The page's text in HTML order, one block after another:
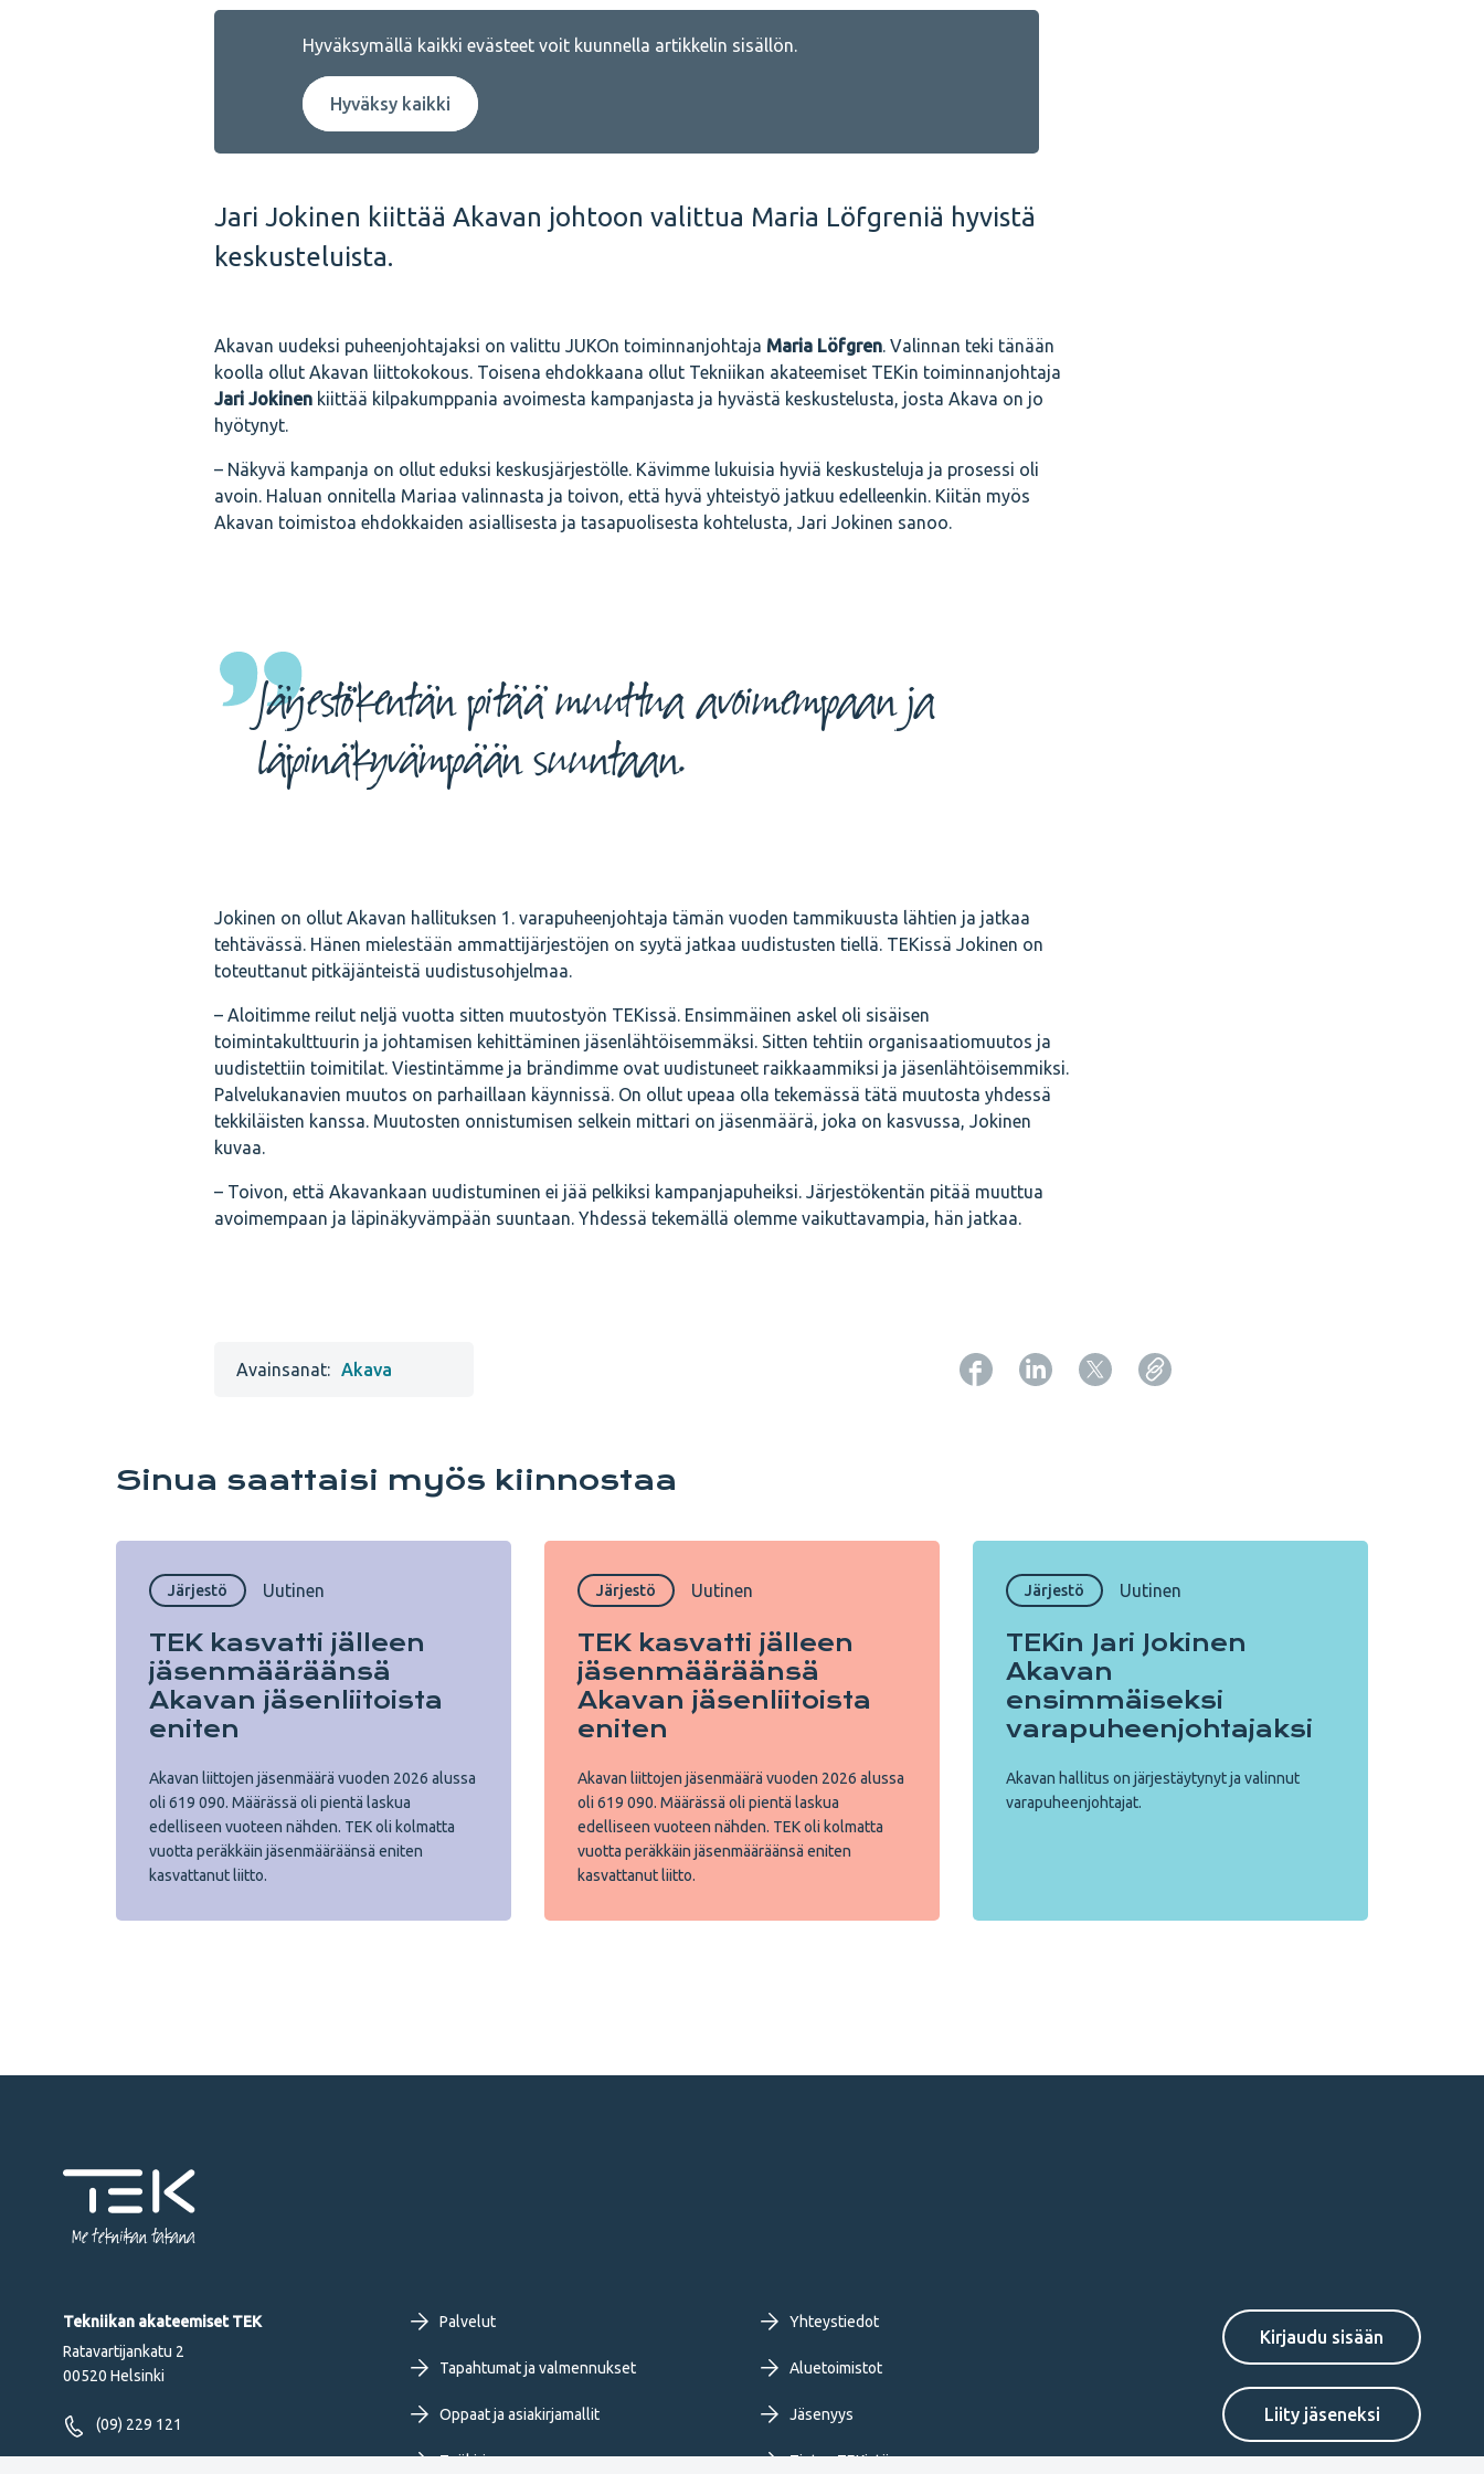
Hyväksymällä kaikki evästeet voit kuunnella artikkelin sisällön.
Hyväksy kaikki
Jari Jokinen kiittää Akavan johtoon valittua Maria Löfgreniä hyvistä
keskusteluista.
Akavan uudeksi puheenjohtajaksi on valittu JUKOn toiminnanjohtaja Maria Löfgren. Valinnan teki tänään
koolla ollut Akavan liittokokous. Toisena ehdokkaana ollut Tekniikan akateemiset TEKin toiminnanjohtaja
Jari Jokinen kiittää kilpakumppania avoimesta kampanjasta ja hyvästä keskustelusta, josta Akava on jo
hyötynyt.
– Näkyvä kampanja on ollut eduksi keskusjärjestölle. Kävimme lukuisia hyviä keskusteluja ja prosessi oli
avoin. Haluan onnitella Mariaa valinnasta ja toivon, että hyvä yhteistyö jatkuu edelleenkin. Kiitän myös
Akavan toimistoa ehdokkaiden asiallisesta ja tasapuolisesta kohtelusta, Jari Jokinen sanoo.
Järjestökentän pitää muuttua avoimempaan ja
läpinäkyvämpään suuntaan.
Jokinen on ollut Akavan hallituksen 1. varapuheenjohtaja tämän vuoden tammikuusta lähtien ja jatkaa
tehtävässä. Hänen mielestään ammattijärjestöjen on syytä jatkaa uudistusten tiellä. TEKissä Jokinen on
toteuttanut pitkäjänteistä uudistusohjelmaa.
– Aloitimme reilut neljä vuotta sitten muutostyön TEKissä. Ensimmäinen askel oli sisäisen
toimintakulttuurin ja johtamisen kehittäminen jäsenlähtöisemmäksi. Sitten tehtiin organisaatiomuutos ja
uudistettiin toimitilat. Viestintämme ja brändimme ovat uudistuneet raikkaammiksi ja jäsenlähtöisemmiksi.
Palvelukanavien muutos on parhaillaan käynnissä. On ollut upeaa olla tekemässä tätä muutosta yhdessä
tekkiläisten kanssa. Muutosten onnistumisen selkein mittari on jäsenmäärä, joka on kasvussa, Jokinen
kuvaa.
– Toivon, että Akavankaan uudistuminen ei jää pelkiksi kampanjapuheiksi. Järjestökentän pitää muuttua
avoimempaan ja läpinäkyvämpään suuntaan. Yhdessä tekemällä olemme vaikuttavampia, hän jatkaa.
Avainsanat: Akava
Sinua saattaisi myös kiinnostaa
Järjestö Uutinen
TEK kasvatti jälleen
jäsenmääräänsä
Akavan jäsenliitoista
eniten
Akavan liittojen jäsenmäärä vuoden 2026 alussa
oli 619 090. Määrässä oli pientä laskua
edelliseen vuoteen nähden. TEK oli kolmatta
vuotta peräkkäin jäsenmääräänsä eniten
kasvattanut liitto.
Järjestö Uutinen
TEK kasvatti jälleen
jäsenmääräänsä
Akavan jäsenliitoista
eniten
Akavan liittojen jäsenmäärä vuoden 2026 alussa
oli 619 090. Määrässä oli pientä laskua
edelliseen vuoteen nähden. TEK oli kolmatta
vuotta peräkkäin jäsenmääräänsä eniten
kasvattanut liitto.
Järjestö Uutinen
TEKin Jari Jokinen
Akavan
ensimmäiseksi
varapuheenjohtajaksi
Akavan hallitus on järjestäytynyt ja valinnut
varapuheenjohtajat.
Me tekniikan takana
Tekniikan akateemiset TEK
Ratavartijankatu 2
00520 Helsinki
(09) 229 121
Footer
primary
menu
Palvelut
Tapahtumat ja valmennukset
Oppaat ja asiakirjamallit
Työkirja
Yhteystiedot
Aluetoimistot
Jäsenyys
Tietoa TEKistä
Secondary
menu
Liity jäseneksi